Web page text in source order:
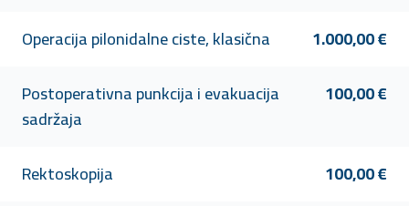
Operacija pilonidalne ciste, klasična
1.000,00 €
Postoperativna punkcija i evakuacija
sadržaja
100,00 €
Rektoskopija
100,00 €